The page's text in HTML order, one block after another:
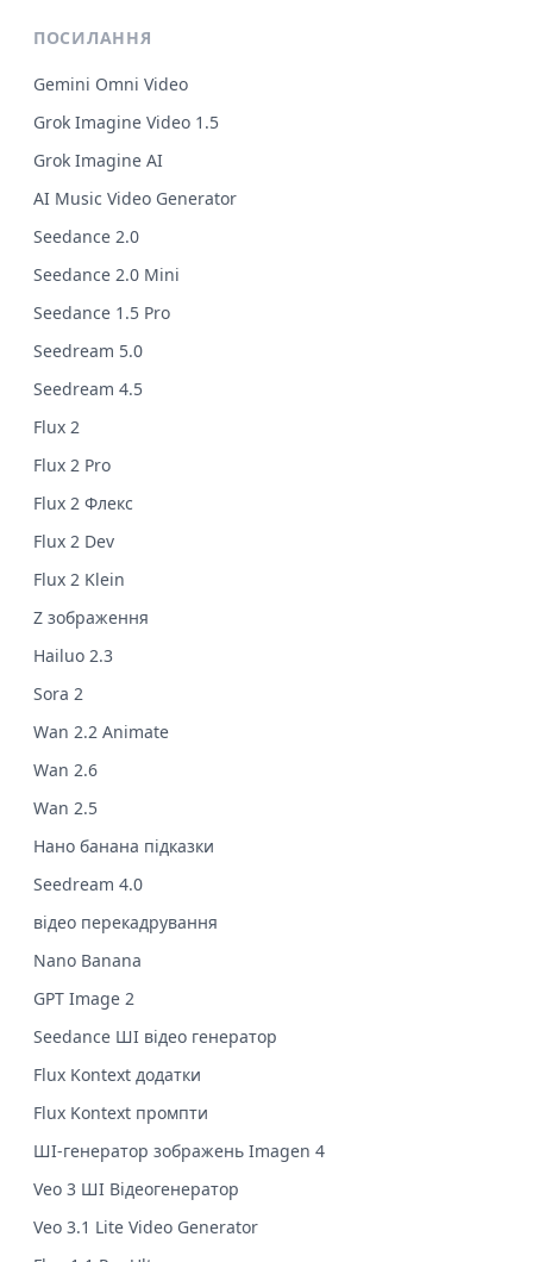
ПОСИЛАННЯ
Gemini Omni Video
Grok Imagine Video 1.5
Grok Imagine AI
AI Music Video Generator
Seedance 2.0
Seedance 2.0 Mini
Seedance 1.5 Pro
Seedream 5.0
Seedream 4.5
Flux 2
Flux 2 Pro
Flux 2 Флекс
Flux 2 Dev
Flux 2 Klein
Z зображення
Hailuo 2.3
Sora 2
Wan 2.2 Animate
Wan 2.6
Wan 2.5
Нано банана підказки
Seedream 4.0
відео перекадрування
Nano Banana
GPT Image 2
Seedance ШІ відео генератор
Flux Kontext додатки
Flux Kontext промпти
ШІ-генератор зображень Imagen 4
Veo 3 ШІ Відеогенератор
Veo 3.1 Lite Video Generator